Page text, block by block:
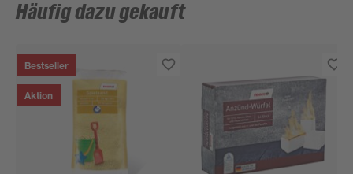
Häufig dazu gekauft
Bestseller
Aktion